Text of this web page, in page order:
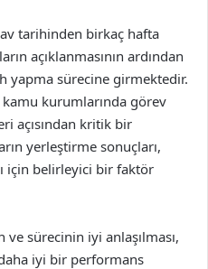
tarihinden birkaç hafta
açıklanmasının ardından
yapma sürecine girmektedir.
kurumlarında görev
açısından kritik bir
yerleştirme sonuçları,
için belirleyici bir faktör
ve sürecinin iyi anlaşılması,
iyi bir performans